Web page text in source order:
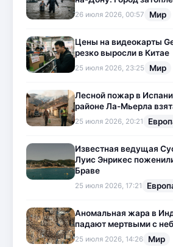
26 июля 2026, 00:57 Мир
Цены на видеокарты
резко выросли в Китае
25 июля 2026, 23:25 Мир
Лесной пожар в
районе Ла-Мьерла
25 июля 2026, 20:21
Известная ведущая
Луис Энрикес
Браве
25 июля 2026, 17:21
Аномальная жара в
падают мертвыми с
25 июля 2026, 14:26 Мир